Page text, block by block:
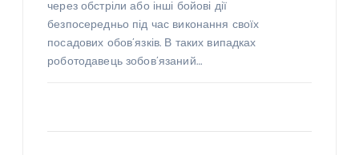
через обстріли або інші бойові дії
безпосередньо під час виконання своїх
посадових обов’язків. В таких випадках
роботодавець зобов’язаний…